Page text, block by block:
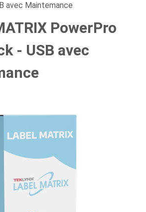
avec Maintemance
PowerPro
- USB avec